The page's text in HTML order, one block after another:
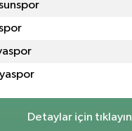
Detaylar için tıklayın